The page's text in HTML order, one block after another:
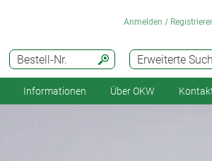
Erweiterte
Bestell-Nr.
Anmelden /
Informationen Über OKW